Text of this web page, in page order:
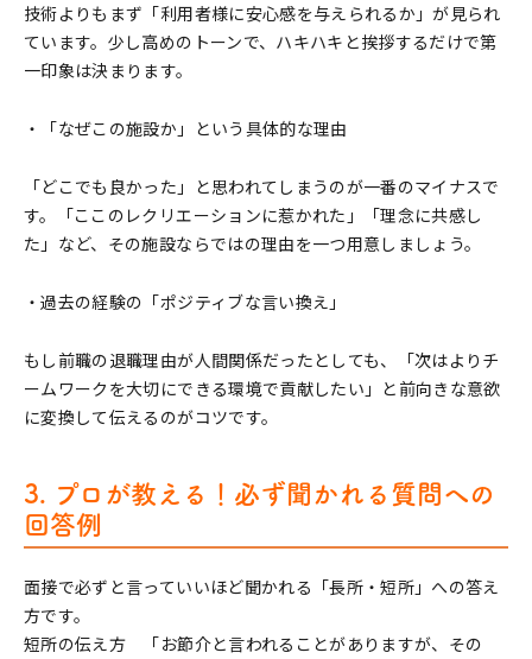
技術よりもまず「利用者様に安心感を与えられるか」が見られ
ています。少し高めのトーンで、ハキハキと挨拶するだけで第
一印象は決まります。
・「なぜこの施設か」という具体的な理由
「どこでも良かった」と思われてしまうのが一番のマイナスで
す。「ここのレクリエーションに惹かれた」「理念に共感し
た」など、その施設ならではの理由を一つ用意しましょう。
・過去の経験の「ポジティブな言い換え」
もし前職の退職理由が人間関係だったとしても、「次はよりチ
ームワークを大切にできる環境で貢献したい」と前向きな意欲
に変換して伝えるのがコツです。
3. プロが教える！必ず聞かれる質問への
回答例
面接で必ずと言っていいほど聞かれる「長所・短所」への答え
方です。
短所の伝え方 「お節介と言われることがありますが、その